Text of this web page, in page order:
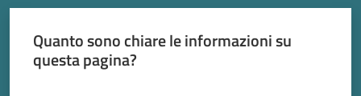
Quanto sono chiare le informazioni su
questa pagina?